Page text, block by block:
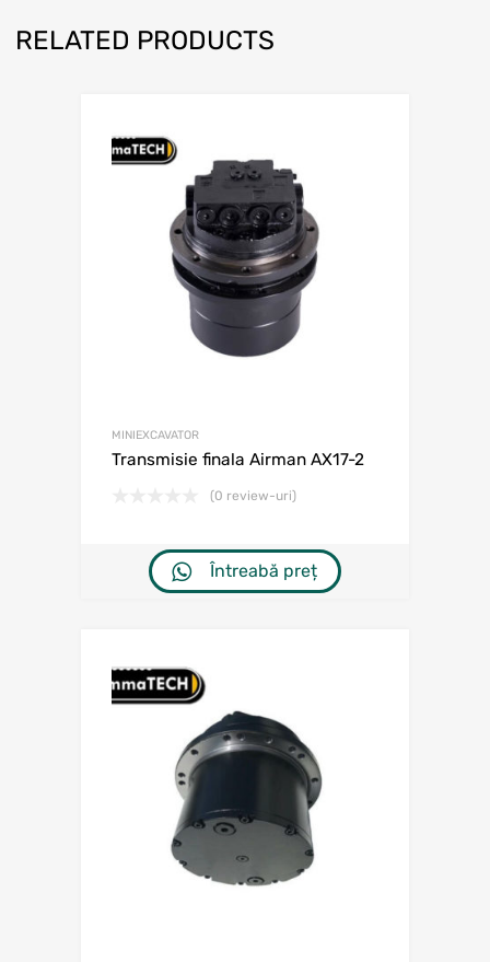
RELATED PRODUCTS
MINIEXCAVATOR
Transmisie finala Airman AX17-2
(0 review-uri)
Întreabă preț